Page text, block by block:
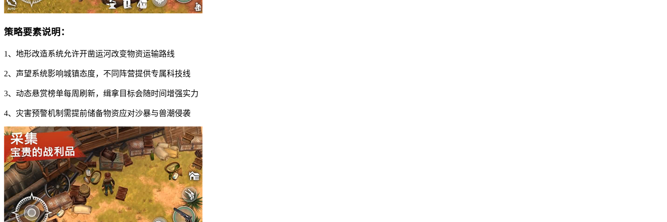
策略要素说明：
1、地形改造系统允许开凿运河改变物资运输路线
2、声望系统影响城镇态度，不同阵营提供专属科技线
3、动态悬赏榜单每周刷新，缉拿目标会随时间增强实力
4、灾害预警机制需提前储备物资应对沙暴与兽潮侵袭